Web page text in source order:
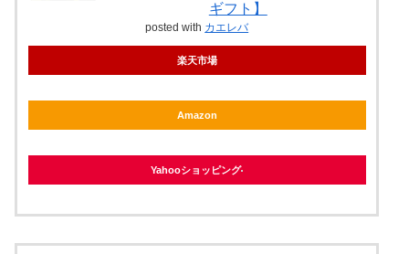
ギフト】
posted with カエレバ
楽天市場
Amazon
Yahooショッピング